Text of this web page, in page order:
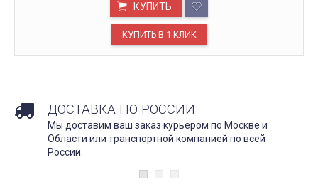
КУПИТЬ
ДОСТАВКА ПО РОССИИ
Мы доставим ваш заказ курьером по Москве и
Области или транспортной компанией по всей
России.